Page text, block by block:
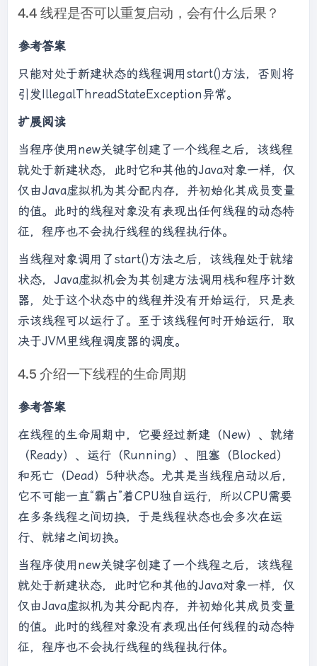
4.4 线程是否可以重复启动，会有什么后果？
参考答案
只能对处于新建状态的线程调用start()方法，否则将
引发IllegalThreadStateException异常。
扩展阅读
当程序使用new关键字创建了一个线程之后，该线程
就处于新建状态，此时它和其他的Java对象一样，仅
仅由Java虚拟机为其分配内存，并初始化其成员变量
的值。此时的线程对象没有表现出任何线程的动态特
征，程序也不会执行线程的线程执行体。
当线程对象调用了start()方法之后，该线程处于就绪
状态，Java虚拟机会为其创建方法调用栈和程序计数
器，处于这个状态中的线程并没有开始运行，只是表
示该线程可以运行了。至于该线程何时开始运行，取
决于JVM里线程调度器的调度。
4.5 介绍一下线程的生命周期
参考答案
在线程的生命周期中，它要经过新建（New）、就绪
（Ready）、运行（Running）、阻塞（Blocked）
和死亡（Dead）5种状态。尤其是当线程启动以后，
它不可能一直“霸占”着CPU独自运行，所以CPU需要
在多条线程之间切换，于是线程状态也会多次在运
行、就绪之间切换。
当程序使用new关键字创建了一个线程之后，该线程
就处于新建状态，此时它和其他的Java对象一样，仅
仅由Java虚拟机为其分配内存，并初始化其成员变量
的值。此时的线程对象没有表现出任何线程的动态特
征，程序也不会执行线程的线程执行体。